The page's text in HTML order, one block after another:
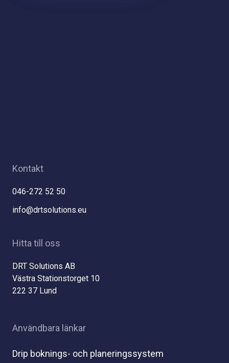
Kontakt
046-272 52 50
info@drtsolutions.eu
Hitta till oss
DRT Solutions AB
Västra Stationstorget 10
222 37 Lund
Användbara länkar
Drip boknings- och planeringssystem